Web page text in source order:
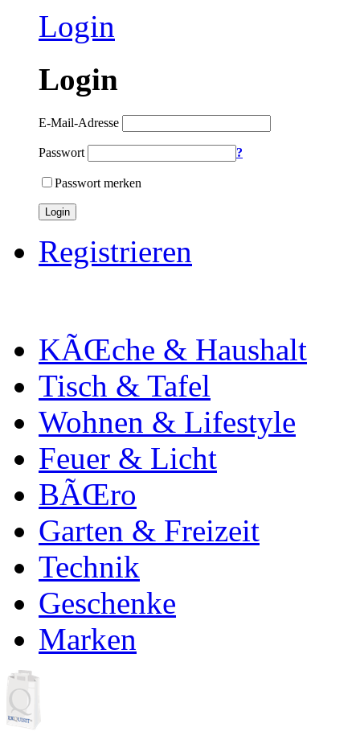
Login
Login
E-Mail-Adresse
Passwort ?
Passwort merken
Login
Registrieren
KÃŒche & Haushalt
Tisch & Tafel
Wohnen & Lifestyle
Feuer & Licht
BÃŒro
Garten & Freizeit
Technik
Geschenke
Marken